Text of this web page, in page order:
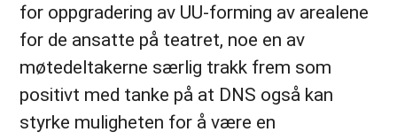
for oppgradering av UU-forming av arealene
for de ansatte på teatret, noe en av
møtedeltakerne særlig trakk frem som
positivt med tanke på at DNS også kan
styrke muligheten for å være en